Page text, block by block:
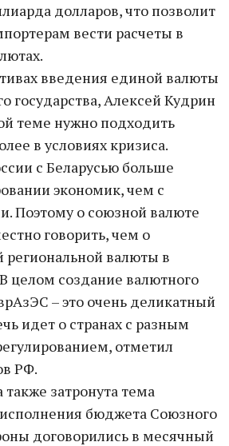
долларов, что позволит
вести расчеты в
введения единой валюты
государства, Алексей Кудрин
теме нужно подходить
в условиях кризиса.
с Беларусью больше
экономик, чем с
Поэтому о союзной валюте
говорить, чем о
валюты в
целом создание валютного
– это очень деликатный
идет о странах с разным
отметил
РФ.
затронута тема
бюджета Союзного
договорились в месячный